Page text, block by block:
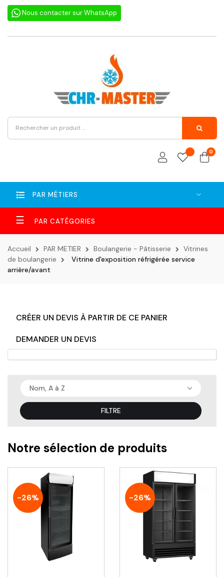
Nous contacter sur WhatsApp
0
PAR MÉTIERS
Basculer
la
navigation
☰
Accueil PAR METIER Boulangerie - Pâtisserie
Vitrines
de boulangerie
Vitrine d'exposition réfrigérée service
arrière/avant
CRÉER UN DEVIS À PARTIR DE CE PANIER
DEMANDER UN DEVIS
Nom, A à Z
FILTRE
Notre sélection de produits
-26% -26%